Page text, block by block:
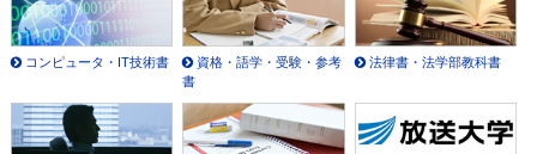
コンピュータ・IT技術書
資格・語学・受験・参考
書
法律書・法学部教科書